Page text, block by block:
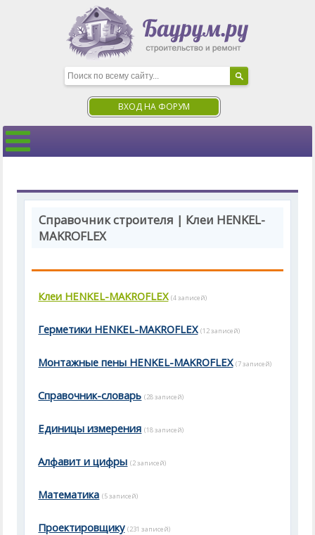
ВХОД НА ФОРУМ
Справочник строителя | Клеи HENKEL-
MAKROFLEX
Клеи HENKEL-MAKROFLEX (4 записей)
Герметики HENKEL-MAKROFLEX (12 записей)
Монтажные пены HENKEL-MAKROFLEX (7 записей)
Справочник-словарь (28 записей)
Единицы измерения (18 записей)
Алфавит и цифры (2 записей)
Математика (5 записей)
Проектировщику (231 записей)